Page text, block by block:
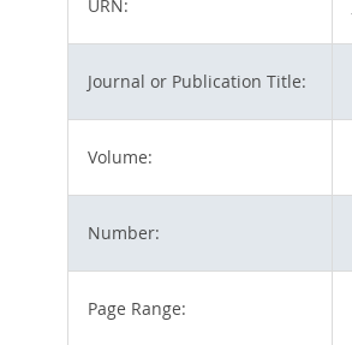
URN:
Journal or Publication Title:
Volume:
Number:
Page Range: